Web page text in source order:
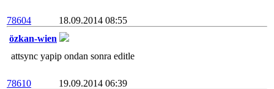
78604
18.09.2014 08:55
özkan-wien
attsync yapip ondan sonra editle
78610
19.09.2014 06:39